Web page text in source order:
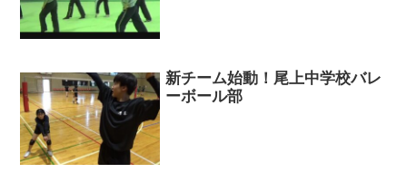
新チーム始動！尾上中学校バレ
ーボール部